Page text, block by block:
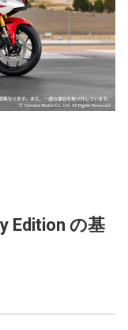
Edition の基